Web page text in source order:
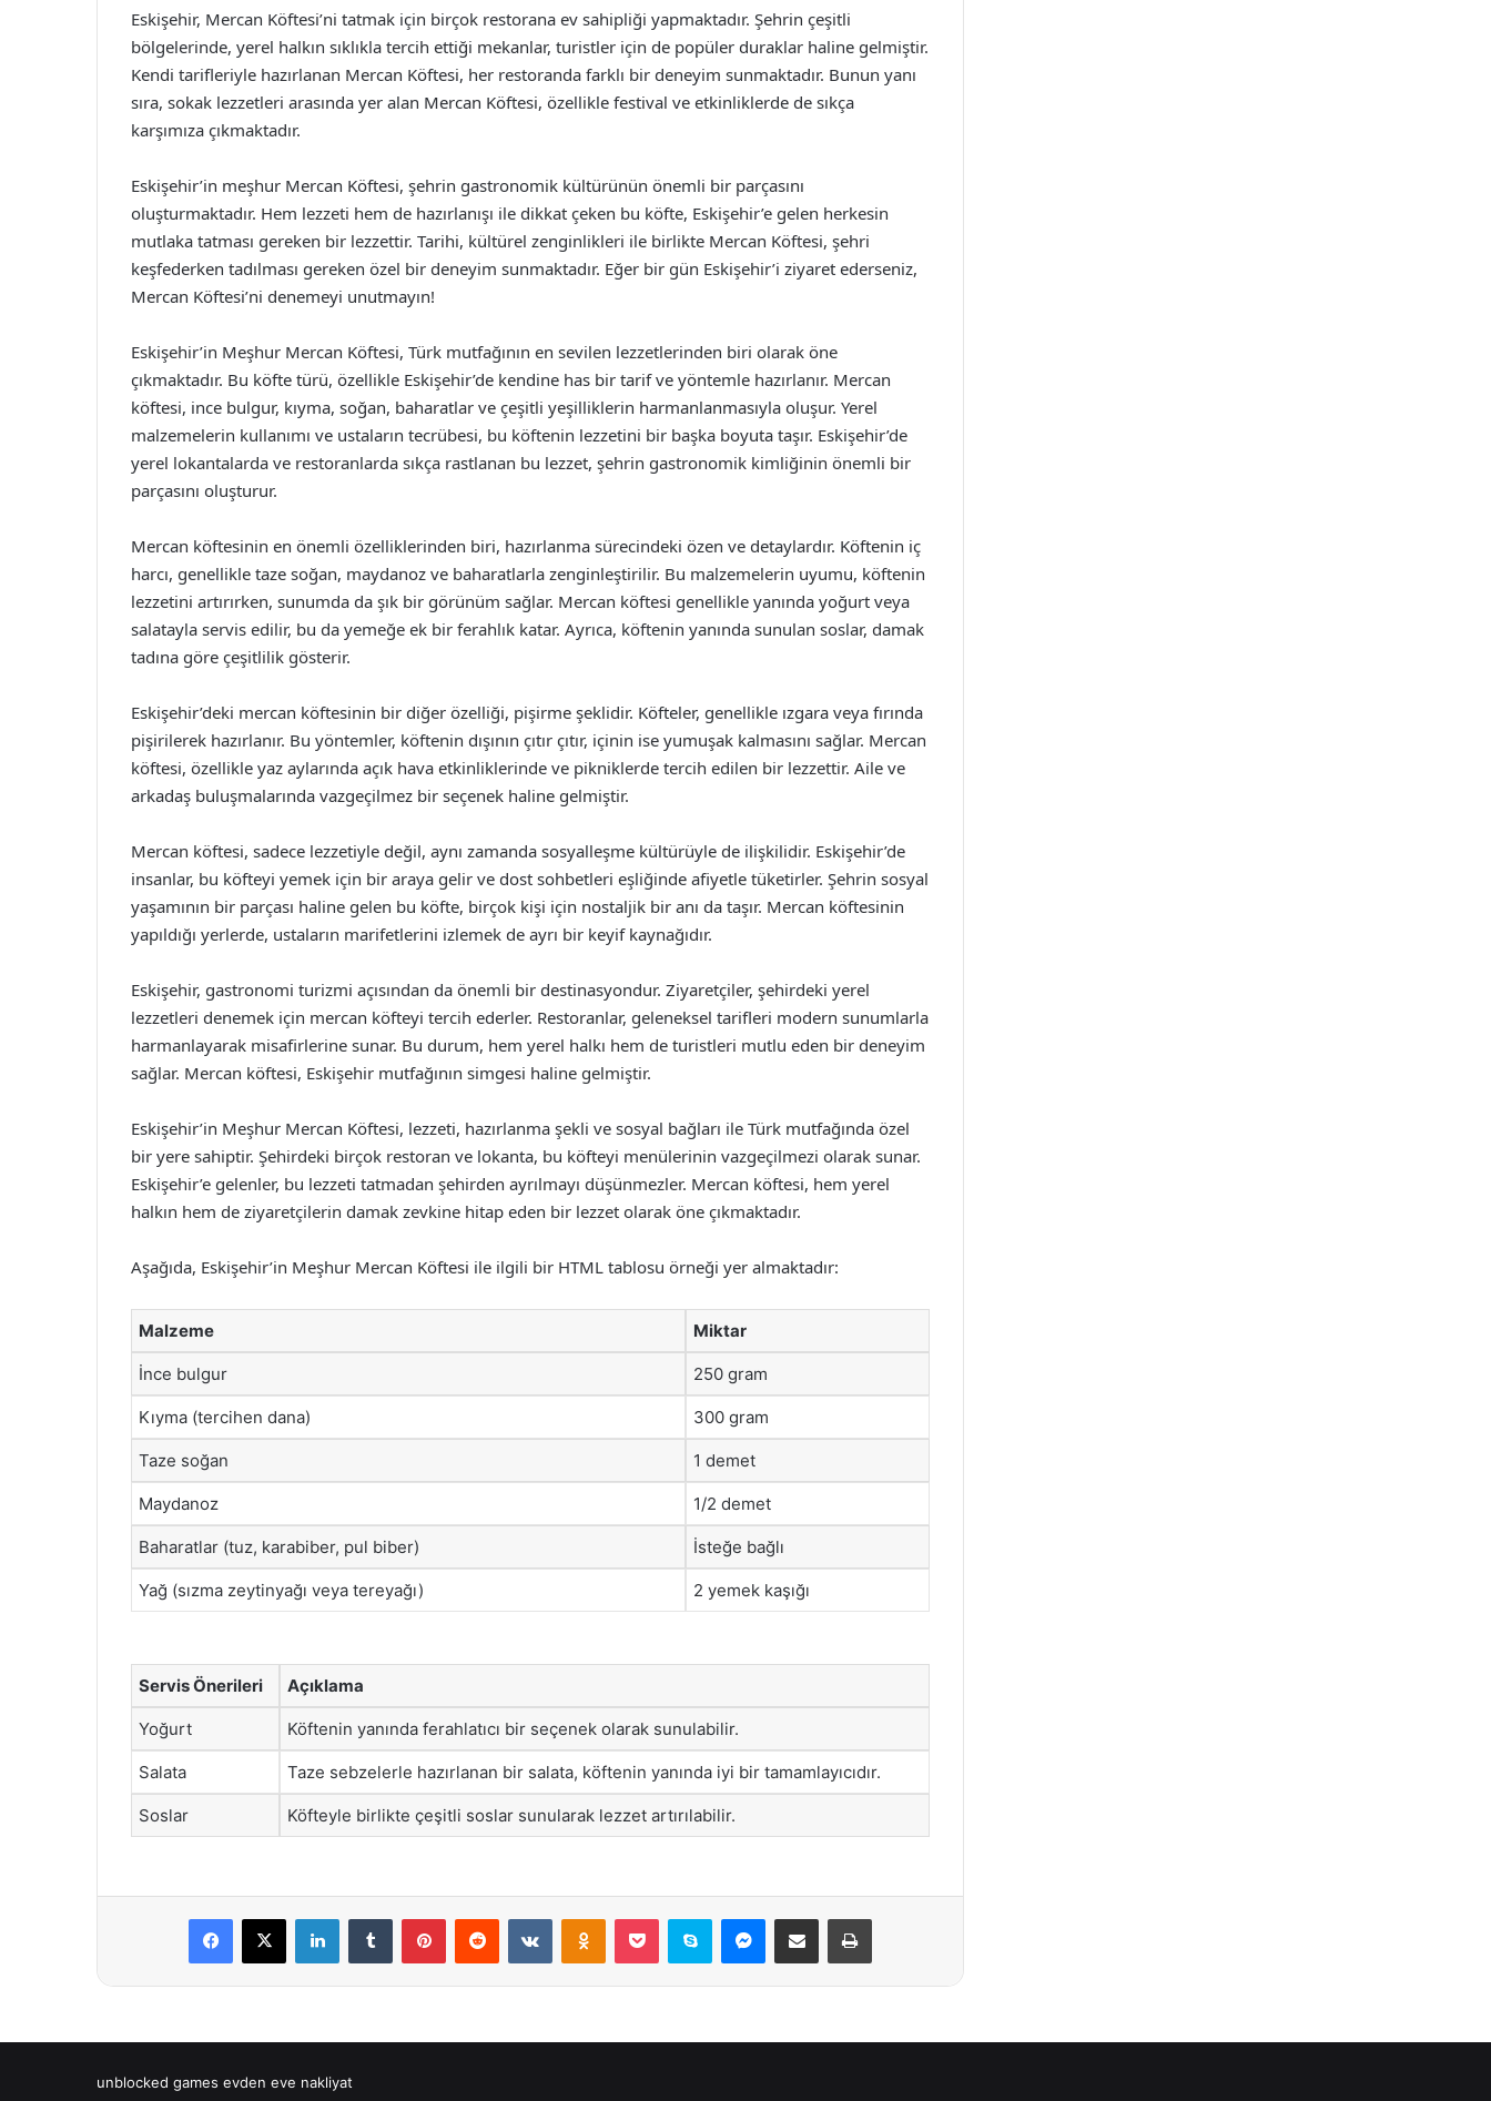
Eskişehir, Mercan Köftesi’ni tatmak için birçok restorana ev sahipliği yapmaktadır. Şehrin çeşitli
bölgelerinde, yerel halkın sıklıkla tercih ettiği mekanlar, turistler için de popüler duraklar haline gelmiştir.
Kendi tarifleriyle hazırlanan Mercan Köftesi, her restoranda farklı bir deneyim sunmaktadır. Bunun yanı
sıra, sokak lezzetleri arasında yer alan Mercan Köftesi, özellikle festival ve etkinliklerde de sıkça
karşımıza çıkmaktadır.
Eskişehir’in meşhur Mercan Köftesi, şehrin gastronomik kültürünün önemli bir parçasını
oluşturmaktadır. Hem lezzeti hem de hazırlanışı ile dikkat çeken bu köfte, Eskişehir’e gelen herkesin
mutlaka tatması gereken bir lezzettir. Tarihi, kültürel zenginlikleri ile birlikte Mercan Köftesi, şehri
keşfederken tadılması gereken özel bir deneyim sunmaktadır. Eğer bir gün Eskişehir’i ziyaret ederseniz,
Mercan Köftesi’ni denemeyi unutmayın!
Eskişehir’in Meşhur Mercan Köftesi, Türk mutfağının en sevilen lezzetlerinden biri olarak öne
çıkmaktadır. Bu köfte türü, özellikle Eskişehir’de kendine has bir tarif ve yöntemle hazırlanır. Mercan
köftesi, ince bulgur, kıyma, soğan, baharatlar ve çeşitli yeşilliklerin harmanlanmasıyla oluşur. Yerel
malzemelerin kullanımı ve ustaların tecrübesi, bu köftenin lezzetini bir başka boyuta taşır. Eskişehir’de
yerel lokantalarda ve restoranlarda sıkça rastlanan bu lezzet, şehrin gastronomik kimliğinin önemli bir
parçasını oluşturur.
Mercan köftesinin en önemli özelliklerinden biri, hazırlanma sürecindeki özen ve detaylardır. Köftenin iç
harcı, genellikle taze soğan, maydanoz ve baharatlarla zenginleştirilir. Bu malzemelerin uyumu, köftenin
lezzetini artırırken, sunumda da şık bir görünüm sağlar. Mercan köftesi genellikle yanında yoğurt veya
salatayla servis edilir, bu da yemeğe ek bir ferahlık katar. Ayrıca, köftenin yanında sunulan soslar, damak
tadına göre çeşitlilik gösterir.
Eskişehir’deki mercan köftesinin bir diğer özelliği, pişirme şeklidir. Köfteler, genellikle ızgara veya fırında
pişirilerek hazırlanır. Bu yöntemler, köftenin dışının çıtır çıtır, içinin ise yumuşak kalmasını sağlar. Mercan
köftesi, özellikle yaz aylarında açık hava etkinliklerinde ve pikniklerde tercih edilen bir lezzettir. Aile ve
arkadaş buluşmalarında vazgeçilmez bir seçenek haline gelmiştir.
Mercan köftesi, sadece lezzetiyle değil, aynı zamanda sosyalleşme kültürüyle de ilişkilidir. Eskişehir’de
insanlar, bu köfteyi yemek için bir araya gelir ve dost sohbetleri eşliğinde afiyetle tüketirler. Şehrin sosyal
yaşamının bir parçası haline gelen bu köfte, birçok kişi için nostaljik bir anı da taşır. Mercan köftesinin
yapıldığı yerlerde, ustaların marifetlerini izlemek de ayrı bir keyif kaynağıdır.
Eskişehir, gastronomi turizmi açısından da önemli bir destinasyondur. Ziyaretçiler, şehirdeki yerel
lezzetleri denemek için mercan köfteyi tercih ederler. Restoranlar, geleneksel tarifleri modern sunumlarla
harmanlayarak misafirlerine sunar. Bu durum, hem yerel halkı hem de turistleri mutlu eden bir deneyim
sağlar. Mercan köftesi, Eskişehir mutfağının simgesi haline gelmiştir.
Eskişehir’in Meşhur Mercan Köftesi, lezzeti, hazırlanma şekli ve sosyal bağları ile Türk mutfağında özel
bir yere sahiptir. Şehirdeki birçok restoran ve lokanta, bu köfteyi menülerinin vazgeçilmezi olarak sunar.
Eskişehir’e gelenler, bu lezzeti tatmadan şehirden ayrılmayı düşünmezler. Mercan köftesi, hem yerel
halkın hem de ziyaretçilerin damak zevkine hitap eden bir lezzet olarak öne çıkmaktadır.
Aşağıda, Eskişehir’in Meşhur Mercan Köftesi ile ilgili bir HTML tablosu örneği yer almaktadır:
Malzeme Miktar
İnce bulgur 250 gram
Kıyma (tercihen dana) 300 gram
Taze soğan 1 demet
Maydanoz 1/2 demet
Baharatlar (tuz, karabiber, pul biber) İsteğe bağlı
Yağ (sızma zeytinyağı veya tereyağı) 2 yemek kaşığı
Servis Önerileri Açıklama
Yoğurt Köftenin yanında ferahlatıcı bir seçenek olarak sunulabilir.
Salata Taze sebzelerle hazırlanan bir salata, köftenin yanında iyi bir tamamlayıcıdır.
Soslar Köfteyle birlikte çeşitli soslar sunularak lezzet artırılabilir.
Facebook
X LinkedInTumblr PinterestReddit VKontakteOdnoklassniki
Pocket Skype Messenger
E-Posta ile paylaş Yazdır
unblocked games evden eve nakliyat